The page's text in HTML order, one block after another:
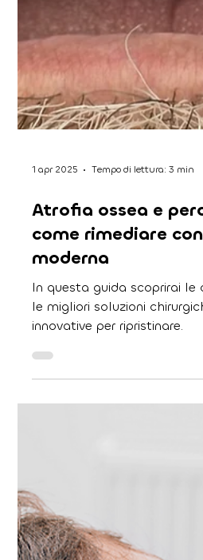
15 apr 2025 Tempo di lettura: 2 min
Ortodonzia
In questa guida
trasparente, per aiutarti a
giusta per te.